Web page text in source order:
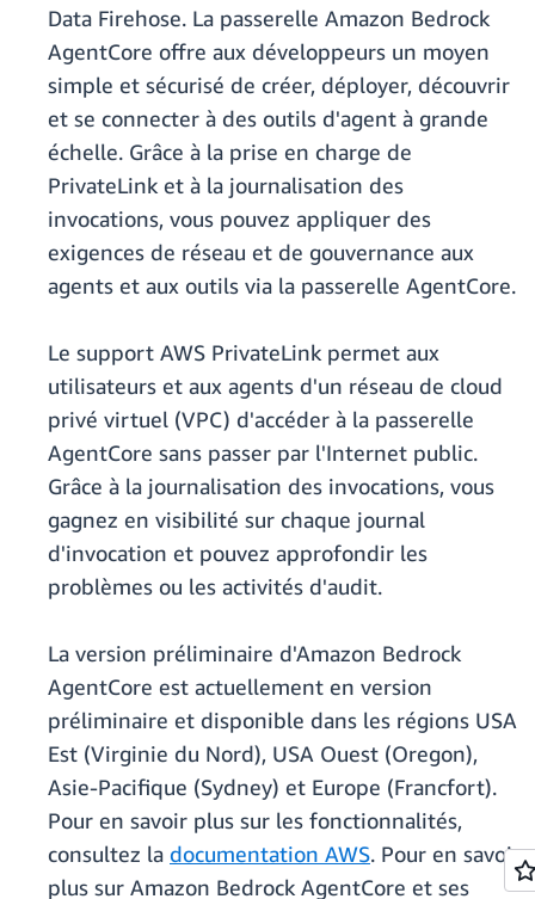
Data Firehose. La passerelle Amazon Bedrock
AgentCore offre aux développeurs un moyen
simple et sécurisé de créer, déployer, découvrir
et se connecter à des outils d'agent à grande
échelle. Grâce à la prise en charge de
PrivateLink et à la journalisation des
invocations, vous pouvez appliquer des
exigences de réseau et de gouvernance aux
agents et aux outils via la passerelle AgentCore.
Le support AWS PrivateLink permet aux
utilisateurs et aux agents d'un réseau de cloud
privé virtuel (VPC) d'accéder à la passerelle
AgentCore sans passer par l'Internet public.
Grâce à la journalisation des invocations, vous
gagnez en visibilité sur chaque journal
d'invocation et pouvez approfondir les
problèmes ou les activités d'audit.
La version préliminaire d'Amazon Bedrock
AgentCore est actuellement en version
préliminaire et disponible dans les régions USA
Est (Virginie du Nord), USA Ouest (Oregon),
Asie-Pacifique (Sydney) et Europe (Francfort).
Pour en savoir plus sur les fonctionnalités,
consultez la documentation AWS. Pour en savoir
plus sur Amazon Bedrock AgentCore et ses